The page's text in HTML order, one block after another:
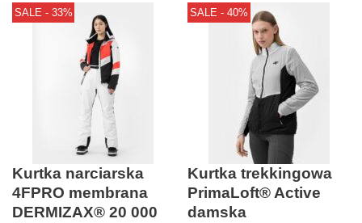
SALE - 33%
Kurtka narciarska
4FPRO membrana
DERMIZAX® 20 000
SALE - 40%
Kurtka trekkingowa
PrimaLoft® Active
damska